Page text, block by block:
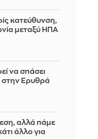
κατεύθυνση,
μεταξύ ΗΠΑ
να σπάσει
στην Ερυθρά
αλλά πάμε
άλλο για